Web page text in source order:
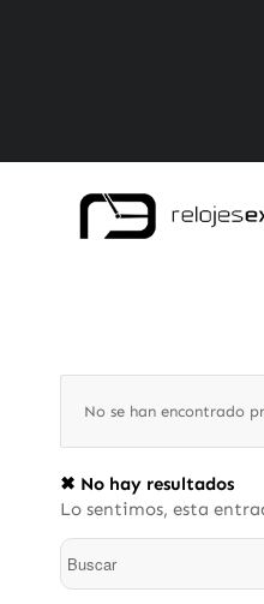
No se han encontrado
✖ No hay resultados
Lo sentimos, esta